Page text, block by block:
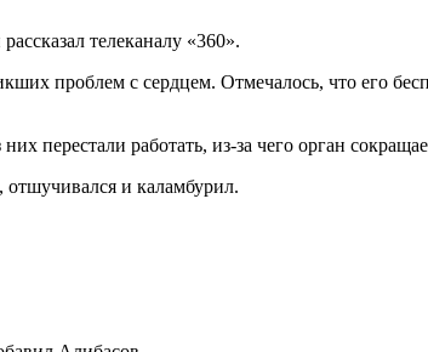
телеканалу «360».
проблем с сердцем. Отмечалось, что его
работать, из-за чего орган
и каламбурил.